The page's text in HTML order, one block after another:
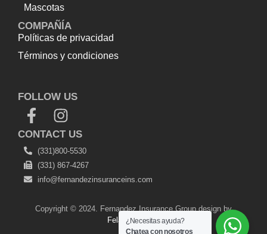
Mascotas
COMPAÑÍA
Políticas de privacidad
Términos y condiciones
FOLLOW US
CONTACT US
(331)800-5530
(331) 867-4267
info@fernandezinsuranceins.com
Copyright © 2024. Fernandez Insurance Group design by
Felamedia.com
¿Necesitas ayuda?
Chatea con nosotros